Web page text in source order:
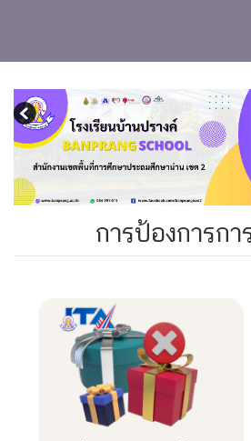
การป้องการก